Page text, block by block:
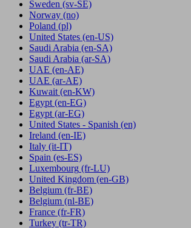
Sweden (sv-SE)
Norway (no)
Poland (pl)
United States (en-US)
Saudi Arabia (en-SA)
Saudi Arabia (ar-SA)
UAE (en-AE)
UAE (ar-AE)
Kuwait (en-KW)
Egypt (en-EG)
Egypt(ar-EG)
United States - Spanish (en)
Ireland (en-IE)
Italy (it-IT)
Spain (es-ES)
Luxembourg (fr-LU)
United Kingdom (en-GB)
Belgium (fr-BE)
Belgium (nl-BE)
France (fr-FR)
Turkey (tr-TR)